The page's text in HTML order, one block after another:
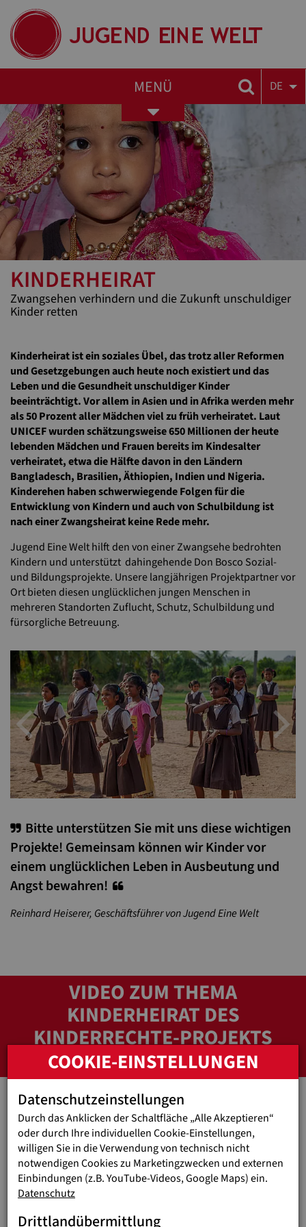
MENÜ DE
Toggle
navigation
KINDERHEIRAT
Zwangsehen verhindern und die Zukunft unschuldiger
Kinder retten
Kinderheirat ist ein soziales Übel, das trotz aller Reformen
und Gesetzgebungen auch heute noch existiert und das
Leben und die Gesundheit unschuldiger Kinder
beeinträchtigt. Vor allem in Asien und in Afrika werden mehr
als 50 Prozent aller Mädchen viel zu früh verheiratet. Laut
UNICEF wurden schätzungsweise 650 Millionen der heute
lebenden Mädchen und Frauen bereits im Kindesalter
verheiratet, etwa die Hälfte davon in den Ländern
Bangladesch, Brasilien, Äthiopien, Indien und Nigeria.
Kinderehen haben schwerwiegende Folgen für die
Entwicklung von Kindern und auch von Schulbildung ist
nach einer Zwangsheirat keine Rede mehr.
Jugend Eine Welt hilft den von einer Zwangsehe bedrohten
Kindern und unterstützt dahingehende Don Bosco Sozial-
und Bildungsprojekte. Unsere langjährigen Projektpartner vor
Ort bieten diesen unglücklichen jungen Menschen in
mehreren Standorten Zuflucht, Schutz, Schulbildung und
fürsorgliche Betreuung.
Previous
Bitte unterstützen Sie mit uns diese wichtigen
Projekte! Gemeinsam können wir Kinder vor
einem unglücklichen Leben in Ausbeutung und
Angst bewahren!
Reinhard Heiserer, Geschäftsführer von Jugend Eine Welt
VIDEO ZUM THEMA
KINDERHEIRAT DES
KINDERRECHTE-PROJEKTS
„CREAM“
Externe Medien sind deaktiviert.
COOKIE-EINSTELLUNGEN
Datenschutzeinstellungen
Durch das Anklicken der Schaltfläche „Alle Akzeptieren“
oder durch Ihre individuellen Cookie-Einstellungen,
willigen Sie in die Verwendung von technisch nicht
notwendigen Cookies zu Marketingzwecken und externen
Einbindungen (z.B. YouTube-Videos, Google Maps) ein.
Datenschutz
Drittlandübermittlung